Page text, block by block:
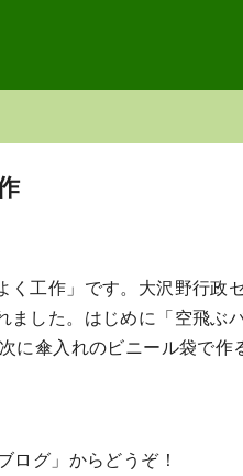
く工作」です。大沢野行政
ました。はじめに「空飛ぶ
に傘入れのビニール袋で
ログ」からどうぞ！